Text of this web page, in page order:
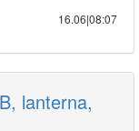
16.06|08:07
lanterna,